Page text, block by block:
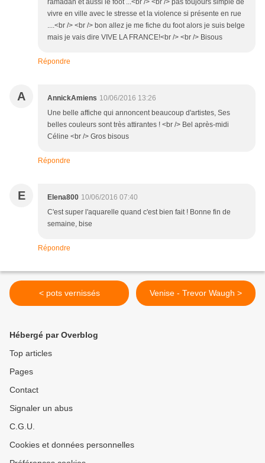
ramadan et aussi le foot ...<br /> <br /> pas toujours simple de
vivre en ville avec le stresse et la violence si présente en rue
....<br /> <br /> bon allez je me fiche du foot alors je suis belge
mais je vais dire VIVE LA FRANCE!<br /> <br /> Bisous
Répondre
A AnnickAmiens 10/06/2016 13:26
Une belle affiche qui annoncent beaucoup d'artistes, Ses
belles couleurs sont très attirantes ! <br /> Bel après-midi
Céline <br /> Gros bisous
Répondre
E Elena800 10/06/2016 07:40
C'est super l'aquarelle quand c'est bien fait ! Bonne fin de
semaine, bise
Répondre
< pots vernissés Venise - Trevor Waugh >
Hébergé par Overblog
Top articles
Pages
Contact
Signaler un abus
C.G.U.
Cookies et données personnelles